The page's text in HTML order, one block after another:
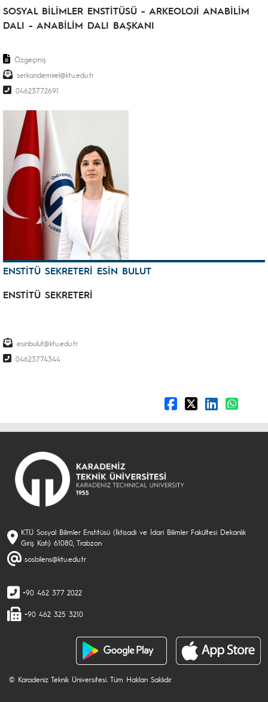
SOSYAL BİLİMLER ENSTİTÜSÜ - ARKEOLOJİ ANABİLİM
DALI - ANABİLİM DALI BAŞKANI
Özgeçmiş
serkandemirel@ktu.edu.tr
04623772691
ENSTİTÜ SEKRETERİ ESİN BULUT
ENSTİTÜ SEKRETERİ
esinbulut@ktu.edu.tr
04623774344
KTÜ Sosyal Bilimler Enstitüsü (İktisadi ve İdari Bilimler Fakültesi Dekanlık
Giriş Katı) 61080, Trabzon
sosbilens@ktu.edu.tr
+90 462 377 2022
+90 462 325 3210
© Karadeniz Teknik Üniversitesi. Tüm Hakları Saklıdır